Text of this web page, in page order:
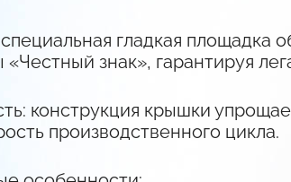
специальная гладкая площадка
знак», гарантируя
конструкция крышки
производственного цикла.